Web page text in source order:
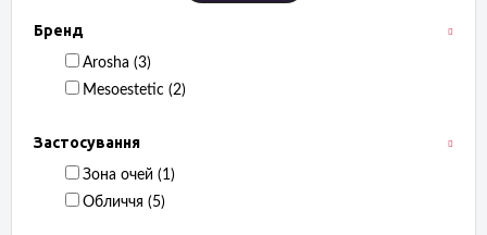
Бренд
Arosha ‏ (3)
Mesoestetic ‏ (2)
Застосування
Зона очей ‏ (1)
Обличчя ‏ (5)